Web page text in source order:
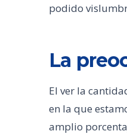
podido
La
El ver la
en la que
amplio